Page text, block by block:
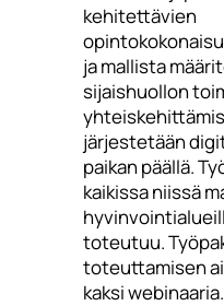
kehitettävien
ja mallista
sijaishuollon
järjestetään
paikan päällä.
kaikissa niissä
toteutuu.
toteuttamisen
kaksi webinaaria.